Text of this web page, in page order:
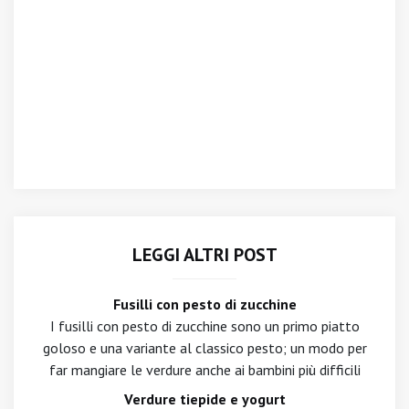
LEGGI ALTRI POST
Fusilli con pesto di zucchine
I fusilli con pesto di zucchine sono un primo piatto
goloso e una variante al classico pesto; un modo per
far mangiare le verdure anche ai bambini più difficili
Verdure tiepide e yogurt